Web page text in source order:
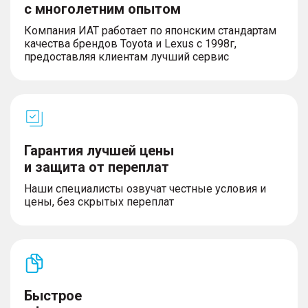
– Мультифункциональное рулевое колесо
– Розетка 12V
– Темный салон
– Кожаный руль
– Люк
– Панорамная крыша
– Третий задний подголовник
– Передний центральный подлокотник
– Металлические накладки на педали
– Обивка салона экокожей
с многолетним опытом
Компания ИАТ работает по японским стандартам
качества брендов Toyota и Lexus с 1998г,
предоставляя клиентам лучший сервис
Гарантия лучшей цены
и защита от переплат
Наши специалисты озвучат честные условия и
цены, без скрытых переплат
Быстрое